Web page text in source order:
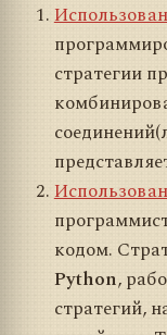
стратегии
кодом.
Python,
стратегий,